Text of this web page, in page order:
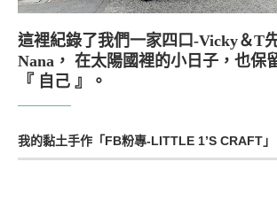
這裡紀錄了我們一家四口-Vicky＆T
Nana， 在太陽國裡的小日子，也保
『 自己 』。
我的黏土手作「FB粉專-LITTLE 1’S CRAFT」